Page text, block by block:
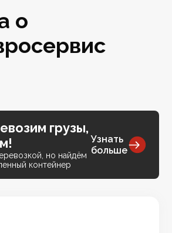
о
грузы,
но найдём
контейнер
Узнать
больше